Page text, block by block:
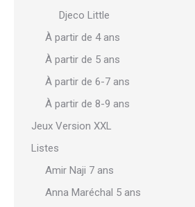
Djeco Little
À partir de 4 ans
À partir de 5 ans
À partir de 6-7 ans
À partir de 8-9 ans
Jeux Version XXL
Listes
Amir Naji 7 ans
Anna Maréchal 5 ans